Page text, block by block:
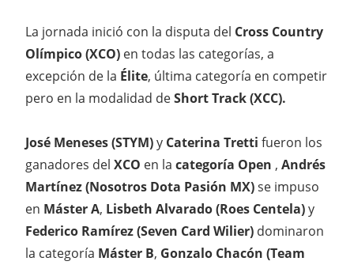
La jornada inició con la disputa del Cross Country
Olímpico (XCO) en todas las categorías, a
excepción de la Élite, última categoría en competir
pero en la modalidad deShort Track (XCC).
José Meneses (STYM)y Caterina Tretti fueron los
ganadores del XCO en la categoría Open , Andrés
Martínez (Nosotros Dota Pasión MX)se impuso
en Máster A, Lisbeth Alvarado (Roes Centela)y
Federico Ramírez (Seven Card Wilier) dominaron
la categoría Máster B, Gonzalo Chacón (Team